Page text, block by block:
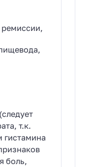
ремиссии,
т.к.
гистамина
боль,